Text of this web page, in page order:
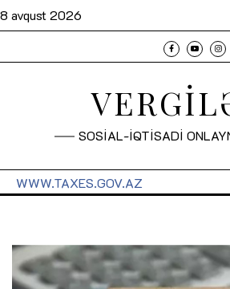
8 avqust 2026
SOSİAL-İQTİSADİ
WWW.TAXES.GOV.AZ